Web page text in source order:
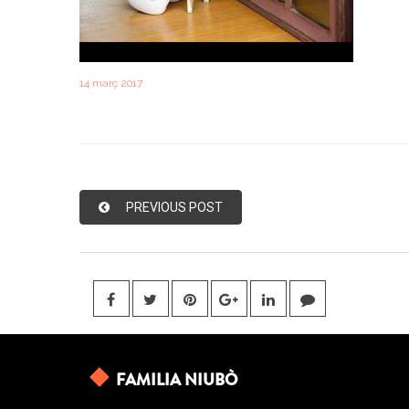
14 març 2017
PREVIOUS POST
FAMILIA NIUBÒ